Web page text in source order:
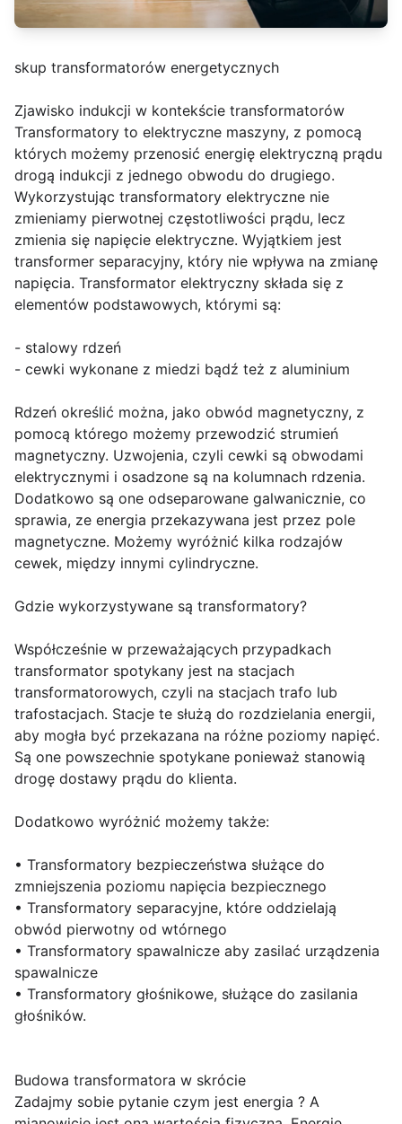
skup transformatorów energetycznych
Zjawisko indukcji w kontekście transformatorów
Transformatory to elektryczne maszyny, z pomocą
których możemy przenosić energię elektryczną prądu
drogą indukcji z jednego obwodu do drugiego.
Wykorzystując transformatory elektryczne nie
zmieniamy pierwotnej częstotliwości prądu, lecz
zmienia się napięcie elektryczne. Wyjątkiem jest
transformer separacyjny, który nie wpływa na zmianę
napięcia. Transformator elektryczny składa się z
elementów podstawowych, którymi są:
- stalowy rdzeń
- cewki wykonane z miedzi bądź też z aluminium
Rdzeń określić można, jako obwód magnetyczny, z
pomocą którego możemy przewodzić strumień
magnetyczny. Uzwojenia, czyli cewki są obwodami
elektrycznymi i osadzone są na kolumnach rdzenia.
Dodatkowo są one odseparowane galwanicznie, co
sprawia, ze energia przekazywana jest przez pole
magnetyczne. Możemy wyróżnić kilka rodzajów
cewek, między innymi cylindryczne.
Gdzie wykorzystywane są transformatory?
Współcześnie w przeważających przypadkach
transformator spotykany jest na stacjach
transformatorowych, czyli na stacjach trafo lub
trafostacjach. Stacje te służą do rozdzielania energii,
aby mogła być przekazana na różne poziomy napięć.
Są one powszechnie spotykane ponieważ stanowią
drogę dostawy prądu do klienta.
Dodatkowo wyróżnić możemy także:
• Transformatory bezpieczeństwa służące do
zmniejszenia poziomu napięcia bezpiecznego
• Transformatory separacyjne, które oddzielają
obwód pierwotny od wtórnego
• Transformatory spawalnicze aby zasilać urządzenia
spawalnicze
• Transformatory głośnikowe, służące do zasilania
głośników.
Budowa transformatora w skrócie
Zadajmy sobie pytanie czym jest energia ? A